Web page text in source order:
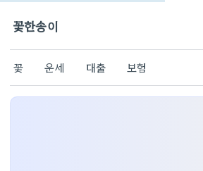
꽃한송이
꽃 운세 대출 보험